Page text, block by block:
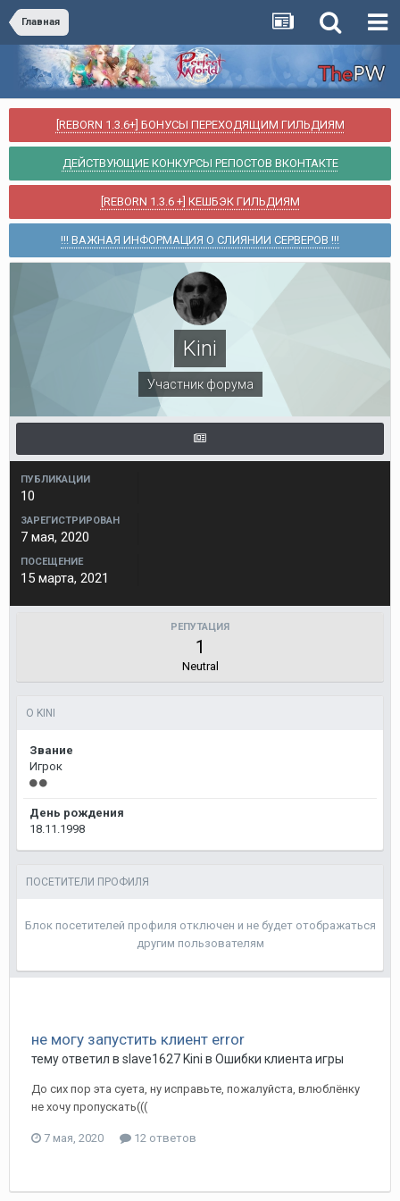
Главная
[REBORN 1.3.6+] БОНУСЫ ПЕРЕХОДЯЩИМ ГИЛЬДИЯМ
ДЕЙСТВУЮЩИЕ КОНКУРСЫ РЕПОСТОВ ВКОНТАКТЕ
[REBORN 1.3.6 +] КЕШБЭК ГИЛЬДИЯМ
!!! ВАЖНАЯ ИНФОРМАЦИЯ О СЛИЯНИИ СЕРВЕРОВ !!!
Kini
Участник форума
ПУБЛИКАЦИИ
10
ЗАРЕГИСТРИРОВАН
7 мая, 2020
ПОСЕЩЕНИЕ
15 марта, 2021
РЕПУТАЦИЯ
1
Neutral
О KINI
Звание
Игрок
День рождения
18.11.1998
ПОСЕТИТЕЛИ ПРОФИЛЯ
Блок посетителей профиля отключен и не будет отображаться
другим пользователям
не могу запустить клиент error
тему ответил в slave1627 Kini в Ошибки клиента игры
До cих пор эта суета, ну исправьте, пожалуйста, влюблёнку
не хочу пропускать(((
7 мая, 2020 12 ответов